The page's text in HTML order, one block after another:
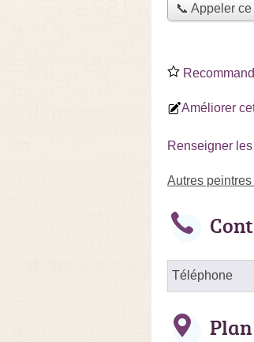
📞 Appeler
Améliorer
Renseigner
Autres
Téléphone